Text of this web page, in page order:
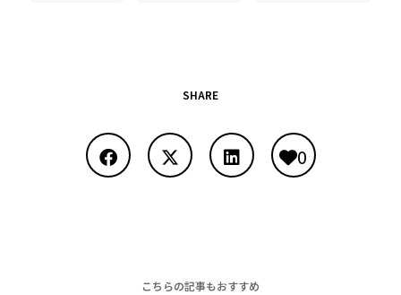
SHARE
0
こちらの記事もおすすめ